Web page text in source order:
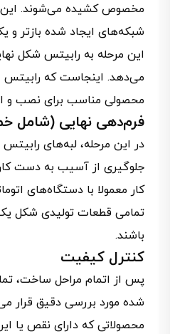
مخصوص کشیده می‌شوند.
شبکه‌های ایجاد شده بازتر و
این مرحله به رابیتس شکل
می‌دهد. اینجاست که رابیتس
محصولی مناسب برای نصب و
فرم‌دهی نهایی (شامل
در این مرحله، لبه‌های
جلوگیری از آسیب به دست
کار معمولا با دستگاه‌های
تمامی قطعات تولیدی شکل
باشند.
کنترل کیفیت
پس از اتمام مراحل ساخت،
شده مورد بررسی دقیق قرار
محصولاتی که دارای نقص یا